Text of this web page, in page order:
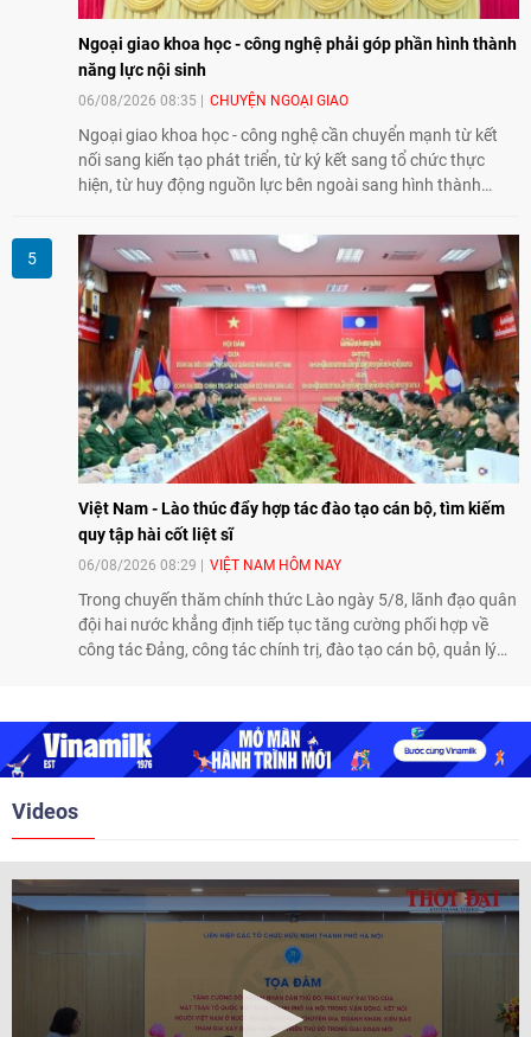
Ngoại giao khoa học - công nghệ phải góp phần hình thành
năng lực nội sinh
06/08/2026 08:35 CHUYỆN NGOẠI GIAO
Ngoại giao khoa học - công nghệ cần chuyển mạnh từ kết
nối sang kiến tạo phát triển, từ ký kết sang tổ chức thực
hiện, từ huy động nguồn lực bên ngoài sang hình thành
nghệ, đổi mới sáng tạo và chuyển đổi số trở thành động lực
phát triển đất nước.
Việt Nam - Lào thúc đẩy hợp tác đào tạo cán bộ, tìm kiếm
quy tập hài cốt liệt sĩ
06/08/2026 08:29 VIỆT NAM HÔM NAY
Trong chuyến thăm chính thức Lào ngày 5/8, lãnh đạo quân
đội hai nước khẳng định tiếp tục tăng cường phối hợp về
công tác Đảng, công tác chính trị, đào tạo cán bộ, quản lý
Videos